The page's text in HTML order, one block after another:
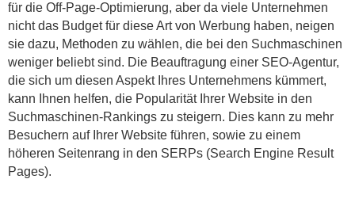
für die Off-Page-Optimierung, aber da viele Unternehmen
nicht das Budget für diese Art von Werbung haben, neigen
sie dazu, Methoden zu wählen, die bei den Suchmaschinen
weniger beliebt sind. Die Beauftragung einer SEO-Agentur,
die sich um diesen Aspekt Ihres Unternehmens kümmert,
kann Ihnen helfen, die Popularität Ihrer Website in den
Suchmaschinen-Rankings zu steigern. Dies kann zu mehr
Besuchern auf Ihrer Website führen, sowie zu einem
höheren Seitenrang in den SERPs (Search Engine Result
Pages).